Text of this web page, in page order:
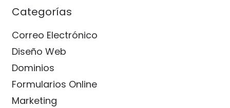
Categorías
Correo Electrónico
Diseño Web
Dominios
Formularios Online
Marketing